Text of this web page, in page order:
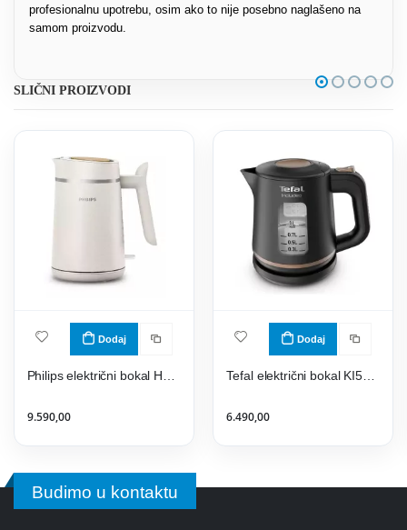
profesionalnu upotrebu, osim ako to nije posebno naglašeno na
samom proizvodu.
SLIČNI PROIZVODI
Dodaj
9.590,00
Dodaj
6.490,00
Budimo u kontaktu